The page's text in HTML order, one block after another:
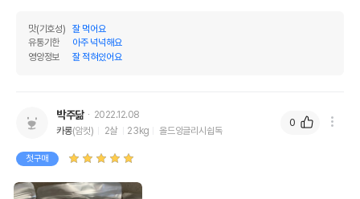
맛(기호성)
잘 먹어요
유통기한
아주 넉넉해요
영양정보
잘 적혀있어요
박주닮
2022.12.08
카롱(암컷) 2살 23kg 올드잉글리시쉽독
첫구매
0